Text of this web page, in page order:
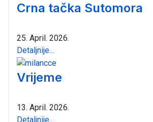
Crna tačka Sutomora
25. April. 2026.
Detaljnije...
Vrijeme
13. April. 2026.
Detaljnije...